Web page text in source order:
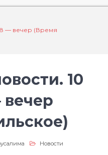
— вечер (Время
10
вечер
Новости